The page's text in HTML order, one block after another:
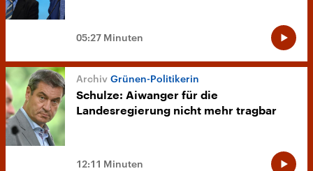
05:27 Minuten
Grünen-Politikerin
Schulze: Aiwanger für die
Landesregierung nicht mehr tragbar
12:11 Minuten